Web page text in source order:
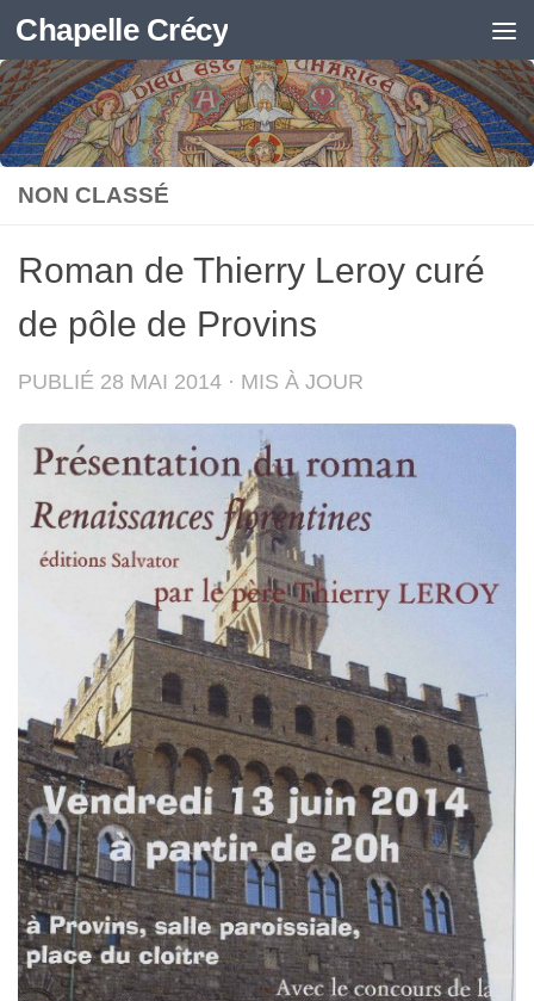
Skip to content
Chapelle Crécy
NON CLASSÉ
Roman de Thierry Leroy curé
de pôle de Provins
PUBLIÉ 28 MAI 2014 · MIS À JOUR